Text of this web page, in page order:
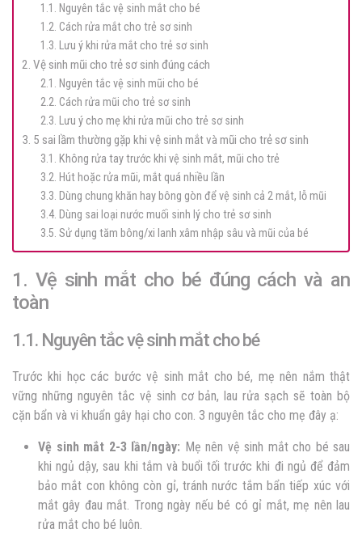
1.1. Nguyên tắc vệ sinh mắt cho bé
1.2. Cách rửa mắt cho trẻ sơ sinh
1.3. Lưu ý khi rửa mắt cho trẻ sơ sinh
2. Vệ sinh mũi cho trẻ sơ sinh đúng cách
2.1. Nguyên tắc vệ sinh mũi cho bé
2.2. Cách rửa mũi cho trẻ sơ sinh
2.3. Lưu ý cho mẹ khi rửa mũi cho trẻ sơ sinh
3. 5 sai lầm thường gặp khi vệ sinh mắt và mũi cho trẻ sơ sinh
3.1. Không rửa tay trước khi vệ sinh mắt, mũi cho trẻ
3.2. Hút hoặc rửa mũi, mắt quá nhiều lần
3.3. Dùng chung khăn hay bông gòn để vệ sinh cả 2 mắt, lỗ mũi
3.4. Dùng sai loại nước muối sinh lý cho trẻ sơ sinh
3.5. Sử dụng tăm bông/xi lanh xâm nhập sâu và mũi của bé
1. Vệ sinh mắt cho bé đúng cách và an
toàn
1.1. Nguyên tắc vệ sinh mắt cho bé
Trước khi học các bước vệ sinh mắt cho bé, mẹ nên nắm thật
vững những nguyên tắc vệ sinh cơ bản, lau rửa sạch sẽ toàn bộ
cặn bẩn và vi khuẩn gây hại cho con. 3 nguyên tắc cho mẹ đây ạ:
Vệ sinh mắt 2-3 lần/ngày: Mẹ nên vệ sinh mắt cho bé sau
khi ngủ dậy, sau khi tắm và buổi tối trước khi đi ngủ để đảm
bảo mắt con không còn gỉ, tránh nước tắm bẩn tiếp xúc với
mắt gây đau mắt. Trong ngày nếu bé có gỉ mắt, mẹ nên lau
rửa mắt cho bé luôn.